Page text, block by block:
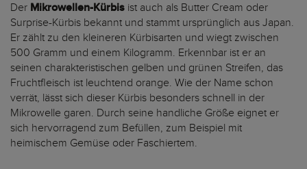
Der Mikrowellen-Kürbis ist auch als Butter Cream oder
Surprise-Kürbis bekannt und stammt ursprünglich aus Japan.
Er zählt zu den kleineren Kürbisarten und wiegt zwischen
500 Gramm und einem Kilogramm. Erkennbar ist er an
seinen charakteristischen gelben und grünen Streifen, das
Fruchtfleisch ist leuchtend orange. Wie der Name schon
verrät, lässt sich dieser Kürbis besonders schnell in der
Mikrowelle garen. Durch seine handliche Größe eignet er
sich hervorragend zum Befüllen, zum Beispiel mit
heimischem Gemüse oder Faschiertem.